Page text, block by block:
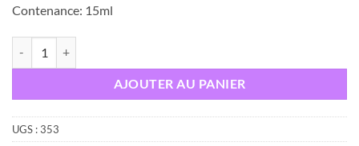
Contenance: 15ml
AJOUTER AU PANIER
UGS :353